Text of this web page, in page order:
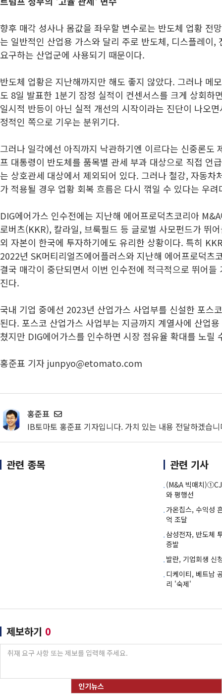
향후 매각 성사나 몸값을 좌우할 변수로는 반도체 업황 전
는 일반적인 산업용 가스와 달리 주로 반도체, 디스플레이,
요구하는 산업군에 사용되기 때문이다.
반도체 업황은 지난해까지만 해도 좋지 않았다. 그러나 메
도 8일 발표한 1분기 잠정 실적이 컨센서스를 크게 상회하
일시적 반등이 아닌 실적 개선의 시작이라는 진단이 나오
정적인 쪽으로 기우는 분위기다.
그러나 일각에선 아직까지 낙관하기엔 이르다는 신중론도
프 대통령이 반도체를 품목별 관세 부과 대상으로 직접 언
는 상호관세 대상에서 제외되어 있다. 그러나 철강, 자동차
가 적용될 경우 업황 회복 흐름은 다시 꺾일 수 있다는 우려
DIG에어가스 인수전에는 지난해 에어프로덕츠코리아
로버츠(KKR), 칼라일, 브룩필드 등 글로벌 사모펀드가 뛰
외 자본이 한국에 투자하기에도 유리한 상황이다. 특히
2022년 SK머티리얼즈에어플러스와 지난해 에어프로덕츠
결국 매각이 중단되면서 이번 인수전에 적극적으로 뛰어들
진다.
국내 기업 중에선 2023년 산업가스 사업부를 신설한 포스
된다. 포스코 산업가스 사업부는 지금까지 계열사에 산업
쳤지만 DIG에어가스를 인수하면 시장 점유율 확대를 노릴
홍준표 기자 junpyo@etomato.com
홍준표
IB토마토 홍준표 기자입니다. 가치 있는 내용 전달하겠습
관련 종목 관련 기사
(M&A 빅매치
와 평행선
가온칩스, 수익성
억 조달
삼성전자, 반도체
증발
발란, 기업회생
디케이티, 베트남
리 '숙제'
제보하기 0